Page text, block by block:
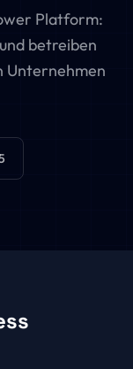
Platform:
betreiben
Unternehmen